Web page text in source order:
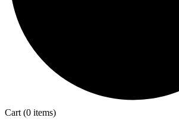
Cart (0 items)